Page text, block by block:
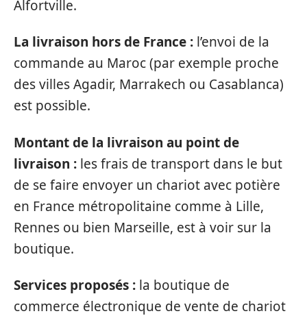
Alfortville.
La livraison hors de France : l’envoi de la
commande au Maroc (par exemple proche
des villes Agadir, Marrakech ou Casablanca)
est possible.
Montant de la livraison au point de
livraison : les frais de transport dans le but
de se faire envoyer un chariot avec potière
en France métropolitaine comme à Lille,
Rennes ou bien Marseille, est à voir sur la
boutique.
Services proposés : la boutique de
commerce électronique de vente de chariot